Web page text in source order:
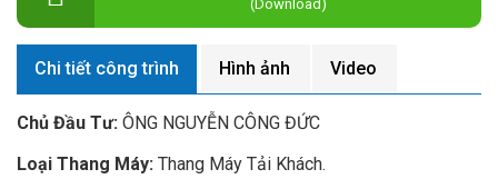
(Download)
Chi tiết công trình Hình ảnh Video
Chủ Đầu Tư: ÔNG NGUYỄN CÔNG ĐỨC
Loại Thang Máy: Thang Máy Tải Khách.